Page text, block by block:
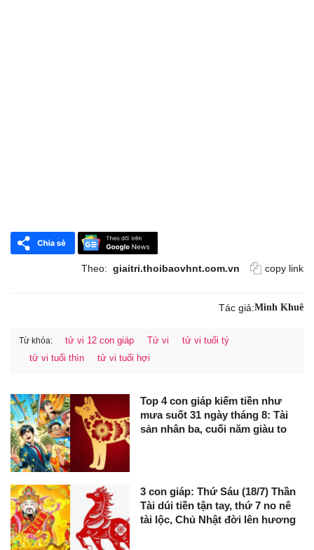
Theo: giaitri.thoibaovhnt.com.vn copy link
Tác giả:Minh Khuê
Từ khóa: tử vi 12 con giáp Tử vi
tử vi tuổi tý
tử vi tuổi thìn
tử vi tuổi hợi
Top 4 con giáp kiếm tiền như
mưa suốt 31 ngày tháng 8: Tài
sản nhân ba, cuối năm giàu to
3 con giáp: Thứ Sáu (18/7) Thần
Tài dúi tiền tận tay, thứ 7 no nê
tài lộc, Chủ Nhật đời lên hương